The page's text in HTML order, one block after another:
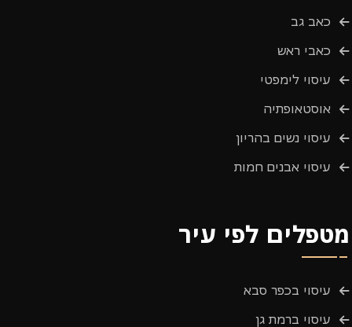
כאב גב
כאבי ראש
עיסוי לימפטי
אוסטאופתיה
עיסוי נשים בהריון
עיסוי אבנים חמות
מטפלים לפי עיר
עיסוי בכפר סבא
עיסוי ברמת גן